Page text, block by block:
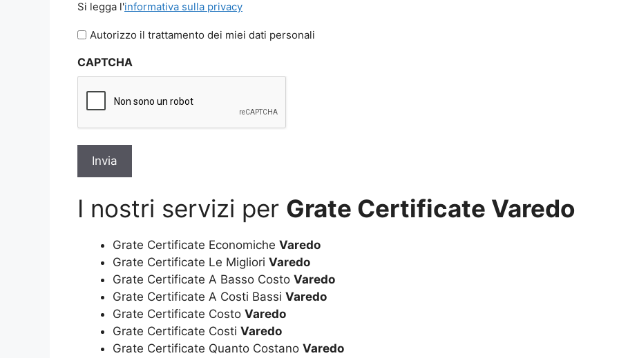
legga
l'informativa
privacy
Si legga l'informativa sulla privacy
Autorizzo il trattamento dei miei dati personali
CAPTCHA
I nostri servizi per Grate Certificate Varedo
Grate Certificate Economiche Varedo
Grate Certificate Le Migliori Varedo
Grate Certificate A Basso Costo Varedo
Grate Certificate A Costi Bassi Varedo
Grate Certificate Costo Varedo
Grate Certificate Costi Varedo
Grate Certificate Quanto Costano Varedo